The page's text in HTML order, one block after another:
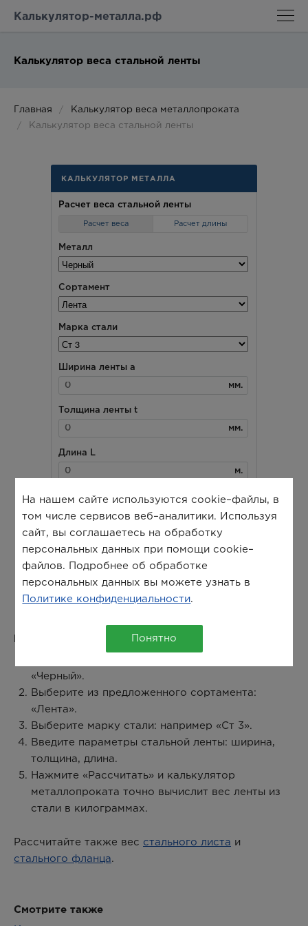
Калькулятор-металла.рф
Калькулятор веса стальной ленты
Главная
Калькулятор веса металлопроката
Калькулятор веса стальной ленты
Как рассчитать вес стальной ленты:
«Черный».
Выберите из предложенного сортамента:
«Лента».
Выберите марку стали: например «Ст 3».
Введите параметры стальной ленты: ширина,
толщина, длина.
Нажмите «Рассчитать» и калькулятор
металлопроката точно вычислит вес ленты из
стали в килограммах.
Рассчитайте также вес стального листа и
стального фланца.
Смотрите также
На нашем сайте используются cookie–файлы, в
том числе сервисов веб–аналитики. Используя
сайт, вы соглашаетесь на обработку
персональных данных при помощи cookie–
файлов. Подробнее об обработке
персональных данных вы можете узнать в
Политике конфиденциальности.
Понятно